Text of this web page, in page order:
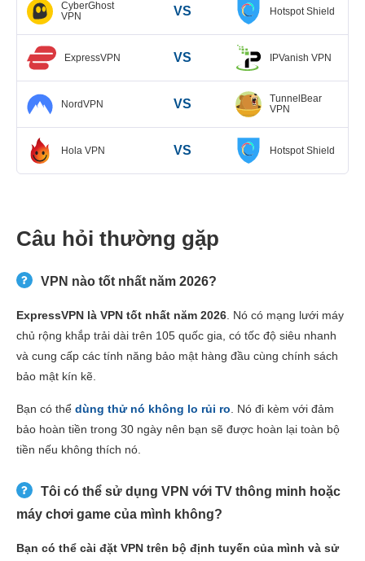
CyberGhost
VPN
VS Hotspot Shield
ExpressVPN VS IPVanish VPN
NordVPN VS
TunnelBear
VPN
Hola VPN VS Hotspot Shield
Câu hỏi thường gặp
VPN nào tốt nhất năm 2026?
ExpressVPN là VPN tốt nhất năm 2026 . Nó có mạng lưới máy
chủ rộng khắp trải dài trên 105 quốc gia, có tốc độ siêu nhanh
và cung cấp các tính năng bảo mật hàng đầu cùng chính sách
bảo mật kín kẽ.
Bạn có thể dùng thử nó không lo rủi ro . Nó đi kèm với đảm
bảo hoàn tiền trong 30 ngày nên bạn sẽ được hoàn lại toàn bộ
tiền nếu không thích nó.
Tôi có thể sử dụng VPN với TV thông minh hoặc
máy chơi game của mình không?
Bạn có thể cài đặt VPN trên bộ định tuyến của mình và sử